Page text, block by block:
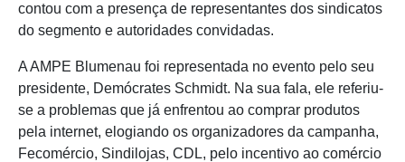
contou com a presença de representantes dos sindicatos
do segmento e autoridades convidadas.
A AMPE Blumenau foi representada no evento pelo seu
presidente, Demócrates Schmidt. Na sua fala, ele referiu-
se a problemas que já enfrentou ao comprar produtos
pela internet, elogiando os organizadores da campanha,
Fecomércio, Sindilojas, CDL, pelo incentivo ao comércio